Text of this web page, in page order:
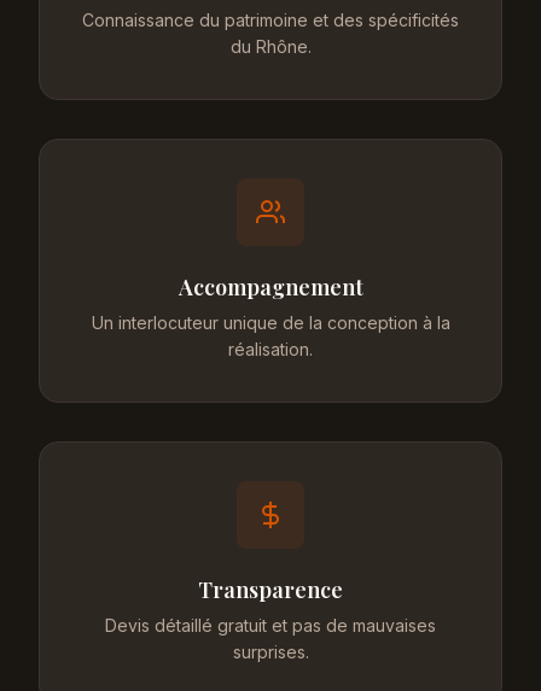
Connaissance du patrimoine et des spécificités
du Rhône.
Accompagnement
Un interlocuteur unique de la conception à la
réalisation.
Transparence
Devis détaillé gratuit et pas de mauvaises
surprises.